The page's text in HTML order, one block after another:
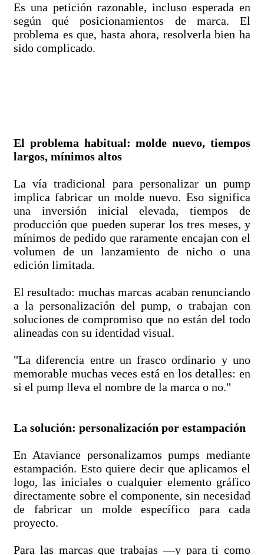
Es una petición razonable, incluso esperada en
según qué posicionamientos de marca. El
problema es que, hasta ahora, resolverla bien ha
sido complicado.
El problema habitual: molde nuevo, tiempos
largos, mínimos altos
La vía tradicional para personalizar un pump
implica fabricar un molde nuevo. Eso significa
una inversión inicial elevada, tiempos de
producción que pueden superar los tres meses, y
mínimos de pedido que raramente encajan con el
volumen de un lanzamiento de nicho o una
edición limitada.
El resultado: muchas marcas acaban renunciando
a la personalización del pump, o trabajan con
soluciones de compromiso que no están del todo
alineadas con su identidad visual.
"La diferencia entre un frasco ordinario y uno
memorable muchas veces está en los detalles: en
si el pump lleva el nombre de la marca o no."
La solución: personalización por estampación
En Ataviance personalizamos pumps mediante
estampación. Esto quiere decir que aplicamos el
logo, las iniciales o cualquier elemento gráfico
directamente sobre el componente, sin necesidad
de fabricar un molde específico para cada
proyecto.
Para las marcas que trabajas —y para ti como